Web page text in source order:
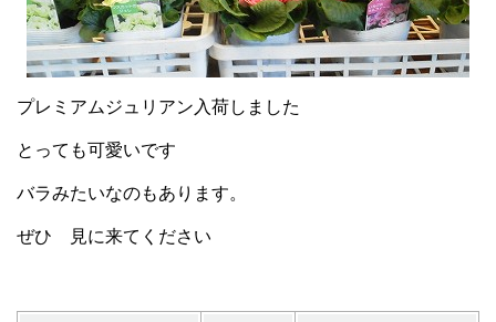
プレミアムジュリアン入荷しました
とっても可愛いです
バラみたいなのもあります。
ぜひ 見に来てください